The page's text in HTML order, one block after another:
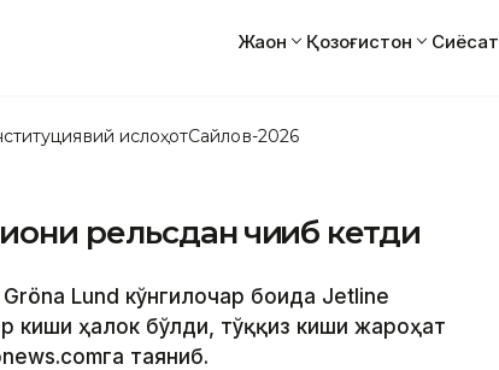
Жаҳон Қозоғистон Сиёсат
ислоҳотСайлов-2026
рельсдан чиққиб кетди
Lund кўнгилочар боғида Jetline
киши ҳалок бўлди, тўққиз киши жароҳат
таяниб.